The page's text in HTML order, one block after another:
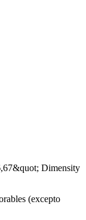
Dimensity
(excepto